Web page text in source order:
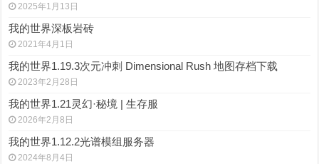
2025年1月13日
我的世界深板岩砖
2021年4月1日
我的世界1.19.3次元冲刺 Dimensional Rush 地图存档下载
2023年2月28日
我的世界1.21灵幻·秘境 | 生存服
2026年2月8日
我的世界1.12.2光谱模组服务器
2024年8月4日